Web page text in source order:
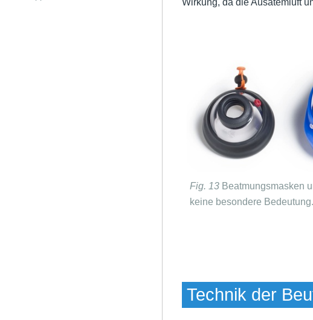
Fig. 13 Beatmungsmasken
keine besondere Bedeutung.
Technik der